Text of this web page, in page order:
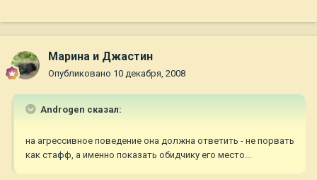
Марина и Джастин
Опубликовано 10 декабря, 2008
Androgen сказал:
на агрессивное поведение она должна ответить - не порвать
как стафф, а именно показать обидчику его место...